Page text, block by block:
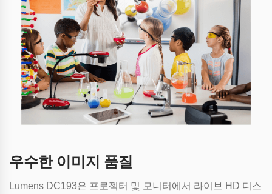
우수한 이미지 품질
Lumens DC193은 프로젝터 및 모니터에서 라이브 HD 디스